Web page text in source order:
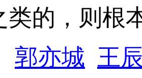
类的，则
郭亦城 王